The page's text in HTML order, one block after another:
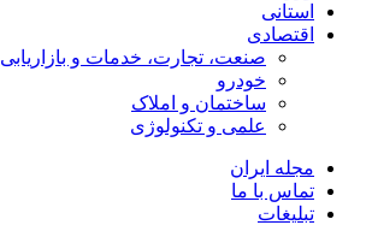
استانی
اقتصادی
صنعت، تجارت، خدمات و بازاریابی
خودرو
ساختمان و املاک
علمی و تکنولوژی
مجله ایران
تماس با ما
تبلیغات